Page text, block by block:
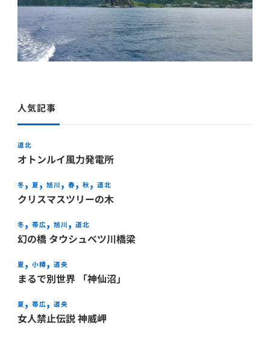
人気記事
道北
オトンルイ風力発電所
冬 夏 旭川 春 秋 道北
クリスマスツリーの木
冬 帯広 旭川 道北
幻の橋 タウシュベツ川橋梁
夏 小樽 道央
まるで別世界 「神仙沼」
夏 帯広 道央
女人禁止伝説 神威岬